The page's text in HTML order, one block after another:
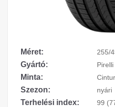
Méret: 255/
Gyártó: Pirelli
Minta:
Szezon: nyári
Terhelési index: 99